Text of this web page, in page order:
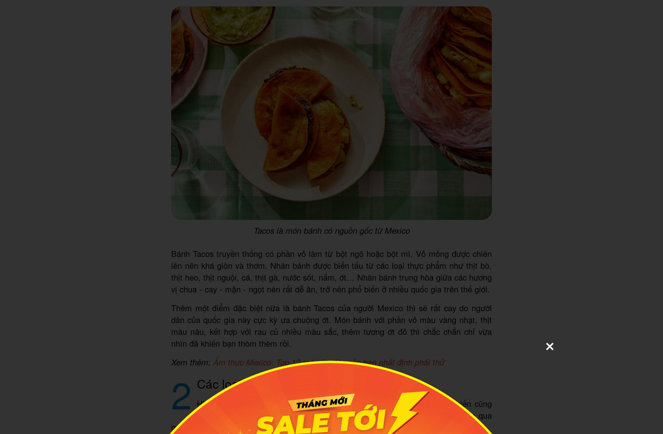
Tacos là món bánh có nguồn gốc từ Mexico
Bánh Tacos truyền thống có phần vỏ làm từ bột ngô hoặc bột mì. Vỏ mỏng được chiên
lên nên khá giòn và thơm. Nhân bánh được biến tấu từ các loại thực phẩm như thịt bò,
thịt heo, thịt nguội, cá, thịt gà, nước sốt, nấm, ớt… Nhân bánh trung hòa giữa các hương
vị chua - cay - mặn - ngọt nên rất dễ ăn, trở nên phổ biến ở nhiều quốc gia trên thế giới.
Thêm một điểm đặc biệt nữa là bánh Tacos của người Mexico thì sẽ rất cay do người
dân của quốc gia này cực kỳ ưa chuộng ớt. Món bánh với phần vỏ màu vàng nhạt, thịt
màu nâu, kết hợp với rau củ nhiều màu sắc, thêm tương ớt đỏ thì chắc chắn chỉ vừa
nhìn đã khiến bạn thòm thèm rồi.
Xem thêm: Ẩm thực Mexico: Top 12 món ăn đặc sản bạn nhất định phải thử
2 Các loại bánh Tacos Mexico
Hiện nay vì Tacos đã phổ biến ở nhiều quốc gia nên công thức chế biến cũng
được biến tấu rất nhiều. Dưới đây hãy cùngcẩm nang du lịch
MIA.vn điểm qua
một số loại bánh Tacos phổ biến hiện nay: